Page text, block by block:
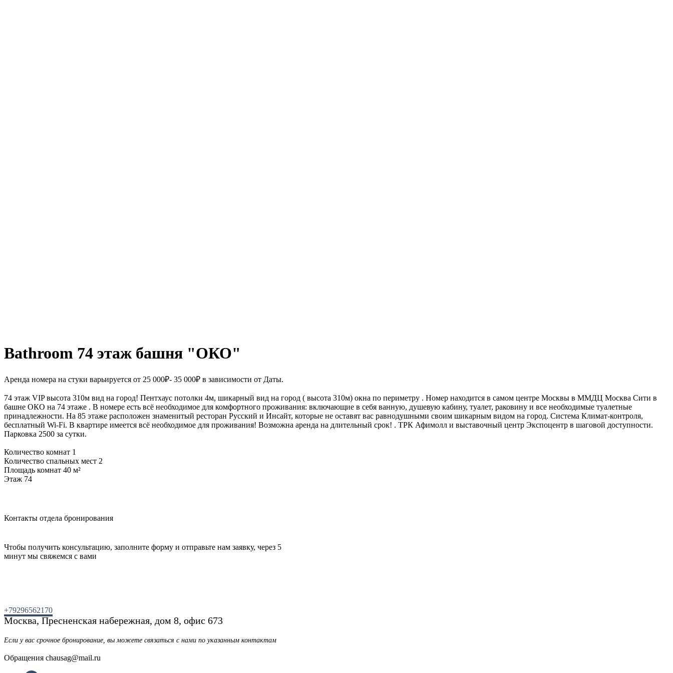
Bathroom 74 этаж башня "ОКО"
Аренда номера на стуки варьируется от 25 000₽- 35 000₽ в зависимости от Даты.
74 этаж VIP высота 310м вид на город! Пентхаус потолки 4м, шикарный вид на город ( высота 310м) окна по периметру . Номер находится в самом центре Москвы в ММДЦ Москва Сити в
башне ОКО на 74 этаже . В номере есть всё необходимое для комфортного проживания: включающие в себя ванную, душевую кабину, туалет, раковину и все необходимые туалетные
принадлежности. На 85 этаже расположен знаменитый ресторан Русский и Инсайт, которые не оставят вас равнодушными своим шикарным видом на город. Система Климат-контроля,
бесплатный Wi-Fi. В квартире имеется всё необходимое для проживания! Возможна аренда на длительный срок! . ТРК Афимолл и выставочный центр Экспоцентр в шаговой доступности.
Парковка 2500 за сутки.
Количество комнат 1
Количество спальных мест 2
Площадь комнат 40 м²
Этаж 74
Контакты отдела бронирования
Чтобы получить консультацию, заполните форму и отправьте нам заявку, через 5
минут мы свяжемся с вами
+79296562170
Москва, Пресненская набережная, дом 8, офис 673
Если у вас срочное бронирование, вы можете связаться с нами по указанным контактам
Обращения chausag@mail.ru